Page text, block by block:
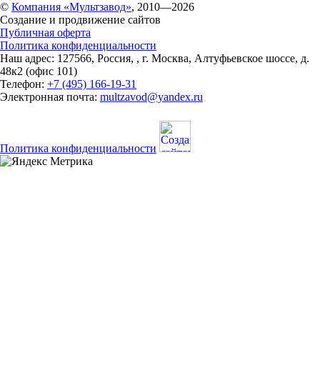
© Компания «Мультзавод», 2010—2026
Создание и продвижение сайтов
Публичная оферта
Политика конфиденциальности
Наш адрес: 127566, Россия, , г. Москва, Алтуфьевское шоссе, д.
48к2 (офис 101)
Телефон: +7 (495) 166-19-31
Электронная почта: multzavod@yandex.ru
Политика конфиденциальности